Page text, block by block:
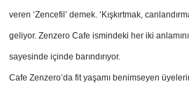
veren ‘Zencefil’ demek. ‘Kışkırtmak,
geliyor. Zenzero Cafe ismindeki her iki
sayesinde içinde barındırıyor.
Cafe Zenzero’da fit yaşamı benimseyen